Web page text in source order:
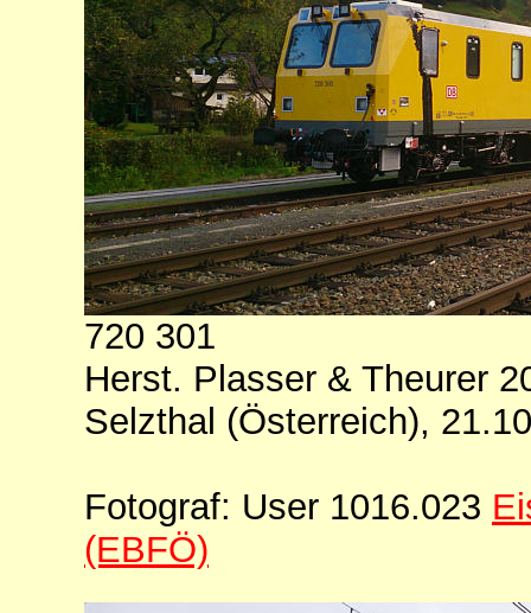
720 301
Herst. Plasser & Theurer
Selzthal (Österreich),
Fotograf: User 1016.023
(EBFÖ)